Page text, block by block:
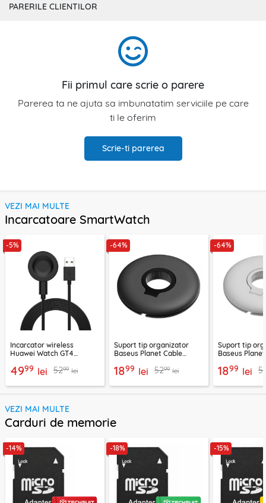
PARERILE CLIENTILOR
Fii primul care scrie o parere
Parerea ta ne ajuta sa imbunatatim serviciile pe care
ti le oferim
Scrie-ti parerea
VEZI MAI MULTE
Incarcatoare SmartWatch
-5%
Incarcator wireless
Huawei Watch GT4
cablu Techsuit THC2
4999 lei 5299 lei
-64%
Suport tip organizator
Baseus Planet Cable
1899 lei 5299 lei
-64%
Suport tip
Baseus
1899 lei
VEZI MAI MULTE
Carduri de memorie
-14% -18% -15%